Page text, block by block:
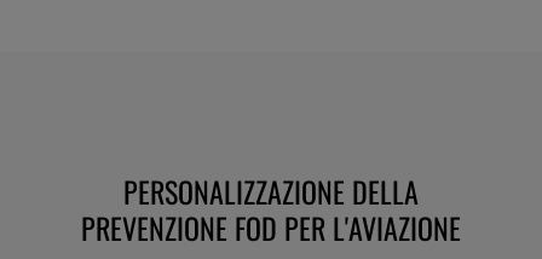
PERSONALIZZAZIONE DELLA
PREVENZIONE FOD PER L'AVIAZIONE